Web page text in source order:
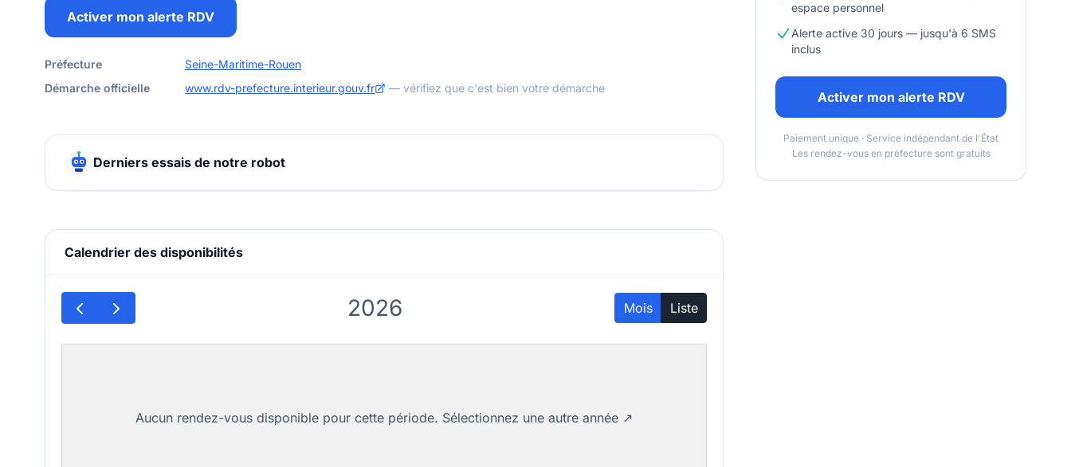
Activer mon alerte RDV
Préfecture
Seine-Maritime-Rouen
Démarche officielle
www.rdv-prefecture.interieur.gouv.fr — vérifiez que c'est bien votre démarche
Derniers essais de notre robot
Calendrier des disponibilités
2026 Mois Liste
espace personnel
Alerte active 30 jours — jusqu'à 6 SMS
inclus
Activer mon alerte RDV
Paiement unique · Service indépendant de l'État
Les rendez-vous en préfecture sont gratuits